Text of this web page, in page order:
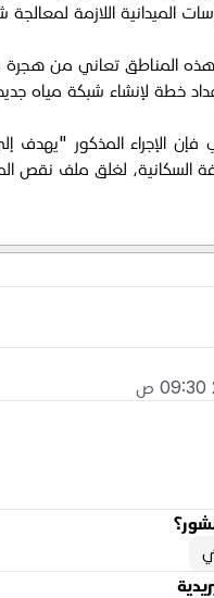
الميدانية اللازمة
المناطق تعاني من هجرة
خطة لإنشاء شبكة مياه
الإجراء المذكور "يهدف
السكانية، لغلق ملف نقص